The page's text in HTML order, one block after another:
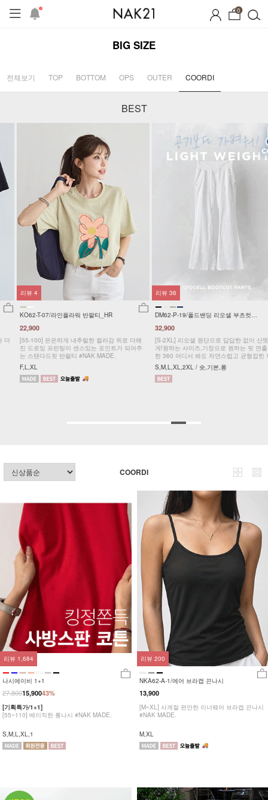
0
시즌오프 1+1 기획세트 자체제작 여름
BIG SIZE
전체보기 TOP BOTTOM OPS OUTER COORDI
BEST
KO62-T-07/라인플라워 반팔티_HR
22,900
[55-100] 은은하게 내추럴한 컬러감 위로 더해
진 드로잉 프린팅이 센스있는 포인트가 되어주
는 스탠다드핏 반팔티 #NAK MADE.
F,L,XL
DM62-P-19/폴드밴딩 리오셀 부츠컷팬
32,900
[S-2XL] 리오셀 원단으로 답답한 없이 산뜻하
게!원하는 사이즈,기장으로 원하는 핏 연출 가능
한 360 어디서 봐도 자연스럽고 균형잡힌 부츠
컷 팬츠
S,M,L,XL,2XL / 숏,기본,롱
36
COORDI
나시에이비 1+1
43%
27,80015,900
[기획특가/1+1]
[55~110] 베이직한 롱나시 #NAK MADE.
S,M,L,XL,1
리뷰 1,684
NKA62-A-1/에어 브라캡 끈나시
13,900
[M~XL] 사계절 편안한 이너웨어 브라캡 끈나시
#NAK MADE.
M,XL
리뷰 200